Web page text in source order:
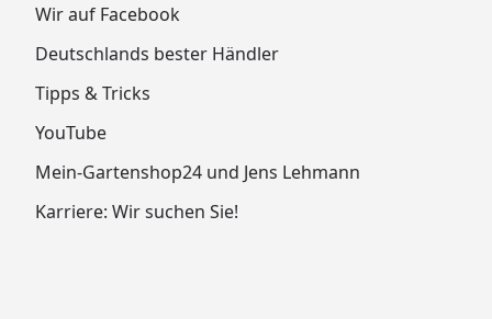
Wir auf Facebook
Deutschlands bester Händler
Tipps & Tricks
YouTube
Mein-Gartenshop24 und Jens Lehmann
Karriere: Wir suchen Sie!